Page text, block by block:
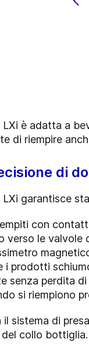
LXi è adatta a
di riempire
di
garantisce
con
verso le valvole
i prodotti
senza perdita
si riempiono
il sistema di
collo bottiglia.